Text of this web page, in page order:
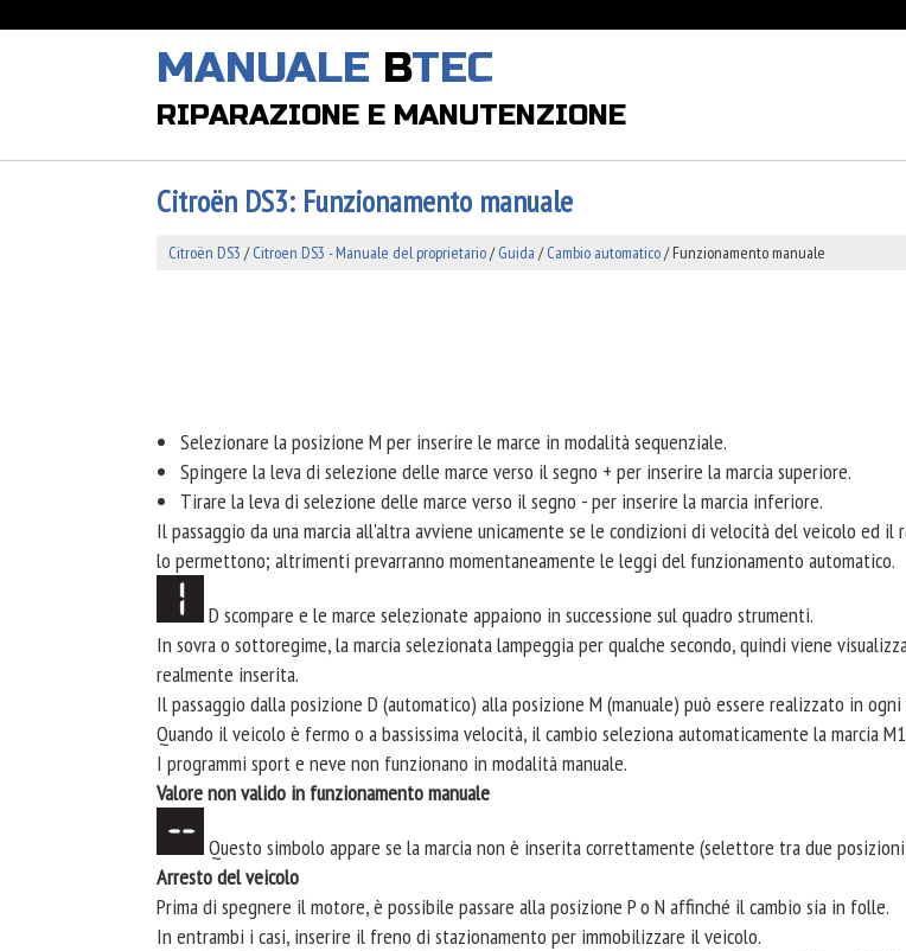
MANUALE BTEC
RIPARAZIONE E MANUTENZIONE
Citroën DS3: Funzionamento manuale
Citroën DS3 /Citroen DS3 - Manuale del proprietario/Guida /Cambio automatico/ Funzionamento manuale
Selezionare la posizione M per inserire le marce in modalità sequenziale.
Spingere la leva di selezione delle marce verso il segno + per inserire la marcia superiore.
Tirare la leva di selezione delle marce verso il segno - per inserire la marcia inferiore.
Il passaggio da una marcia all'altra avviene unicamente se le condizioni di velocità del veicolo ed il
lo permettono; altrimenti prevarranno momentaneamente le leggi del funzionamento automatico.
D scompare e le marce selezionate appaiono in successione sul quadro strumenti.
In sovra o sottoregime, la marcia selezionata lampeggia per qualche secondo, quindi viene
realmente inserita.
Il passaggio dalla posizione D (automatico) alla posizione M (manuale) può essere realizzato in
Quando il veicolo è fermo o a bassissima velocità, il cambio seleziona automaticamente la marcia
I programmi sport e neve non funzionano in modalità manuale.
Valore non valido in funzionamento manuale
Questo simbolo appare se la marcia non è inserita correttamente (selettore tra due
Arresto del veicolo
Prima di spegnere il motore, è possibile passare alla posizione P o N affinché il cambio sia in folle.
In entrambi i casi, inserire il freno di stazionamento per immobilizzare il veicolo.